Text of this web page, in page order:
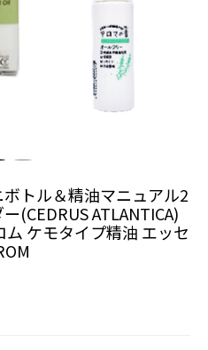
ボトル＆精油マニュアル2
(CEDRUS ATLANTICA)
ケモタイプ精油 エッセ